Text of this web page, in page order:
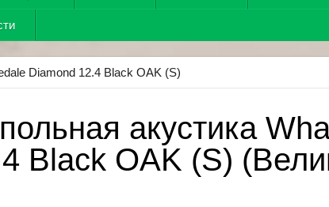
Diamond 12.4 Black OAK (S)
акустика
Black OAK (S)